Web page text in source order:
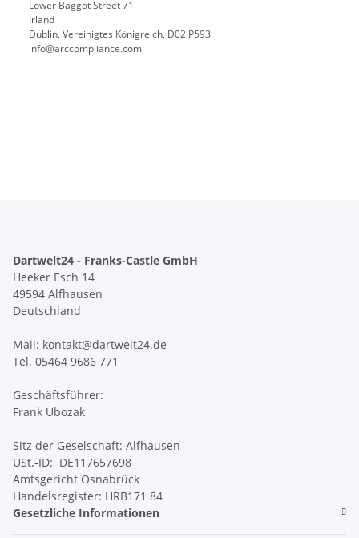
Lower Baggot Street 71
Irland
Dublin, Vereinigtes Königreich, D02 P593
info@arccompliance.com
Dartwelt24 - Franks-Castle GmbH
Heeker Esch 14
49594 Alfhausen
Deutschland
Mail: kontakt@dartwelt24.de
Tel. 05464 9686 771
Geschäftsführer:
Frank Ubozak
Sitz der Geselschaft: Alfhausen
USt.-ID: DE117657698
Amtsgericht Osnabrück
Handelsregister: HRB171 84
Gesetzliche Informationen